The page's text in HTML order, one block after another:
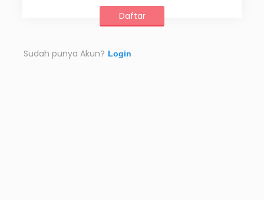
Sudah punya Akun? Login